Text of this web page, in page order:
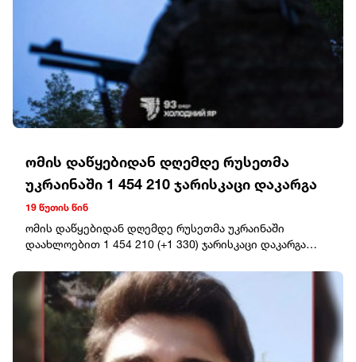
ომის დაწყებიდან დღემდე რუსეთმა
უკრაინაში 1 454 210 ჯარისკაცი დაკარგა
19 წუთის წინ
ომის დაწყებიდან დღემდე რუსეთმა უკრაინაში
დაახლოებით 1 454 210 (+1 330) ჯარისკაცი დაკარგა
ჯამური საბრძოლო დანაკარგი უკრაინაში 25.02.22-დან
06.08.26-მდე: ტანკები – 12 246 (+4), ჯავშანტექნიკა – 25
087 (+3), საარტილერიო სისტემები – 47 455 (+59),
მრავალჯერადი სარაკეტო სისტემა – 2 006 (+4).საჰაერო
თავდაცვის სისტემები – 1 547 (+7), თვითმფრინავები –
439 (+0), ვერტმფრენები – 354 (+0), მიწისზედა